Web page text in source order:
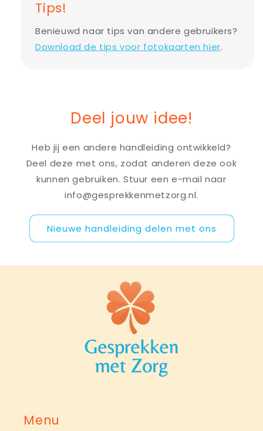
Tips!
Benieuwd naar tips van andere gebruikers?
Download de tips voor fotokaarten hier.
Deel jouw idee!
Heb jij een andere handleiding ontwikkeld?
Deel deze met ons, zodat anderen deze ook
kunnen gebruiken. Stuur een e-mail naar
info@gesprekkenmetzorg.nl.
Nieuwe handleiding delen met ons
Menu